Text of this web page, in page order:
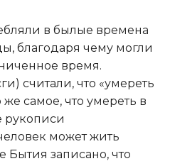
в былые времена
благодаря чему могли
время.
считали, что «умереть
же самое, что умереть в
рукописи
может жить
Бытия записано, что